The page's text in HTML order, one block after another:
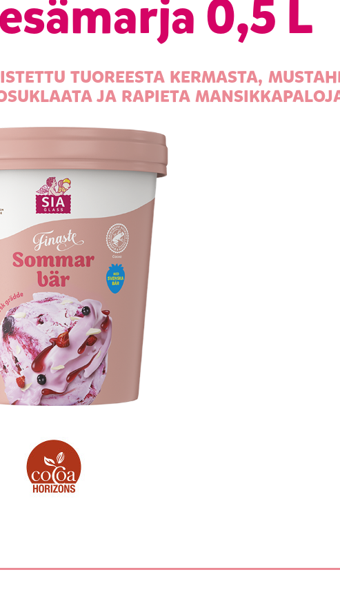
0,5 L
TUOREESTA KERMASTA,
JA RAPIETA